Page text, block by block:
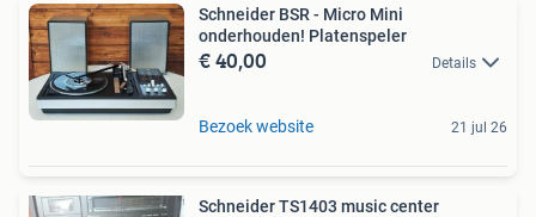
Schneider BSR - Micro Mini
onderhouden! Platenspeler
€ 40,00 Details
Bezoek website 21 jul 26
Schneider TS1403 music center